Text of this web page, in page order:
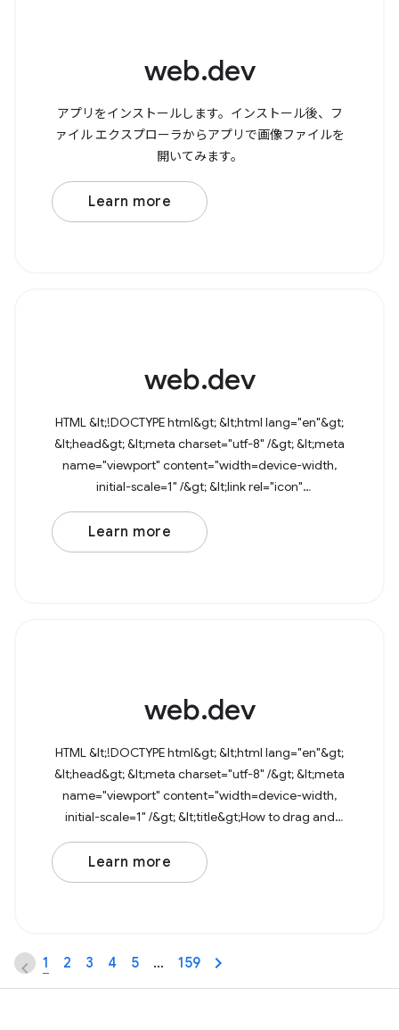
web.dev
アプリをインストールします。インストール後、フ
ァイル エクスプローラからアプリで画像ファイルを
開いてみます。
Learn more
web.dev
HTML &lt;!DOCTYPE html&gt; &lt;html lang="en"&gt;
&lt;head&gt; &lt;meta charset="utf-8" /&gt; &lt;meta
name="viewport" content="width=device-width,
initial-scale=1" /&gt; &lt;link rel="icon"
href="data:image/svg+xml,&lt;svg
Learn more
web.dev
HTML &lt;!DOCTYPE html&gt; &lt;html lang="en"&gt;
&lt;head&gt; &lt;meta charset="utf-8" /&gt; &lt;meta
name="viewport" content="width=device-width,
initial-scale=1" /&gt; &lt;title&gt;How to drag and
drop files&lt;/title&gt; &lt;/head&gt;
Learn more
1 2 3 4 5 … 159